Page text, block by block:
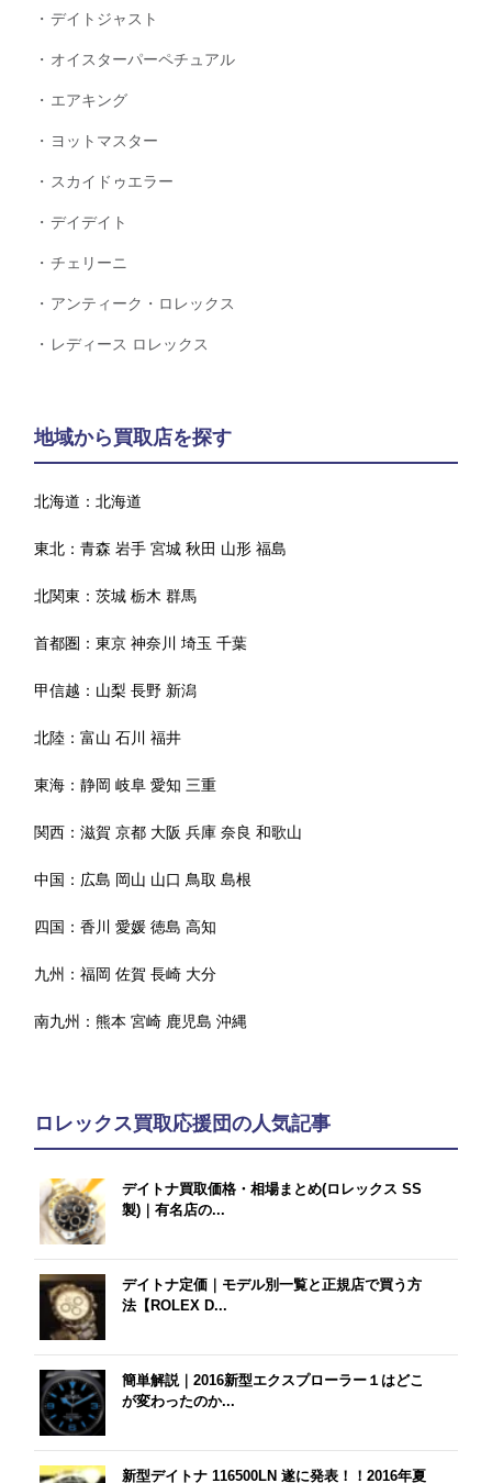
デイトジャスト
オイスターパーペチュアル
エアキング
ヨットマスター
スカイドゥエラー
デイデイト
チェリーニ
アンティーク・ロレックス
レディース ロレックス
地域から買取店を探す
北海道：北海道
東北：青森 岩手 宮城 秋田 山形 福島
北関東：茨城 栃木 群馬
首都圏：東京 神奈川 埼玉 千葉
甲信越： 山梨 長野 新潟
北陸：富山 石川 福井
東海：静岡 岐阜 愛知 三重
関西：滋賀 京都 大阪 兵庫 奈良 和歌山
中国： 広島 岡山 山口 鳥取 島根
四国：香川 愛媛 徳島 高知
九州：福岡 佐賀 長崎 大分
南九州：熊本 宮崎 鹿児島 沖縄
ロレックス買取応援団の人気記事
デイトナ買取価格・相場まとめ(ロレックス SS
製)｜有名店の...
デイトナ定価｜モデル別一覧と正規店で買う方
法【ROLEX D...
簡単解説｜2016新型エクスプローラー１はどこ
が変わったのか...
新型デイトナ 116500LN 遂に発表！！2016年夏